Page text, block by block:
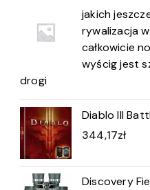
jakich
rywalizacja
całkowicie
wyścig jest
drogi
Diablo III
344,17zł
Discovery